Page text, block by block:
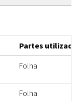
Partes
Folha
Folha